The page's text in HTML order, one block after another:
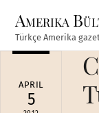
content
Amerika
Türkçe Amerika
APRIL
5